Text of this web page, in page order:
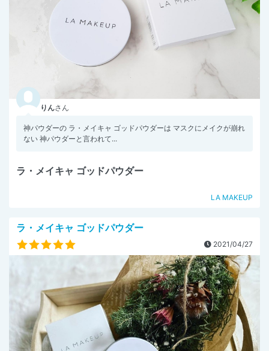
りんさん
神パウダーの ラ・メイキャ ゴッドパウダーは マスクにメイクが崩れ
ない 神パウダーと言われて...
ラ・メイキャ ゴッドパウダー
LA MAKEUP
ラ・メイキャ ゴッドパウダー
2021/04/27